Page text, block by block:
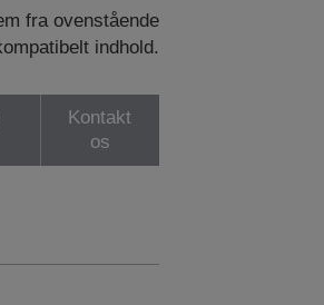
fra ovenstående
indhold.
Kontakt
os